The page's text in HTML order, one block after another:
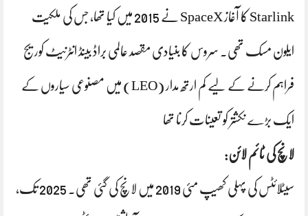
Starlink کا آغاز SpaceX نے 2015 میں کیا تھا، جس کی ملکیت
ایلون مسک تھی۔ سروس کا بنیادی مقصد عالمی براڈ بینڈ انٹرنیٹ کوریج
فراہم کرنے کے لیے کم ارتھ مدار (LEO) میں مصنوعی سیاروں کے
ایک بڑے نکشتر کو تعینات کرنا تھا
لانچ کی ٹائم لائن:
سیٹلائٹس کی پہلی کھیپ مئی 2019 میں لانچ کی گئی تھی۔ 2025 تک،